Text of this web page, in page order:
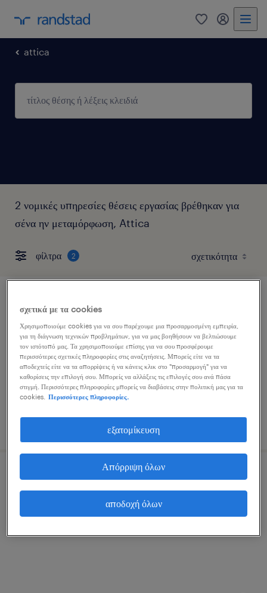
0 my
attica
2 νομικές υπηρεσίες θέσεις εργασίας βρέθηκαν για
σένα ην μεταμόρφωση, Attica
φίλτρα 2
lawyer (energy)
kallithea, attica
μόνιμη
δημοσιεύτηκε 7 ιουλίου 2026
senior associate lawyer
σχετικά με τα cookies
Χρησιμοποιούμε cookies για να σου παρέχουμε μια προσαρμοσμένη εμπειρία,
για τη διάγνωση τεχνικών προβλημάτων, για να μας βοηθήσουν να βελτιώσουμε
τον ιστότοπό μας. Τα χρησιμοποιούμε επίσης για να σου προσφέρουμε
περισσότερες σχετικές πληροφορίες στις αναζητήσεις. Μπορείς είτε να τα
αποδεχτείς είτε να τα απορρίψεις ή να κάνεις κλικ στο "προσαρμογή" για να
καθορίσεις την επιλογή σου. Μπορείς να αλλάξεις τις επιλογές σου ανά πάσα
στιγμή. Περισσότερες πληροφορίες μπορείς να διαβάσεις στην πολιτική μας για τα
cookies.
Περισσότερες πληροφορίες.
εξατομίκευση
Απόρριψη όλων
αποδοχή όλων